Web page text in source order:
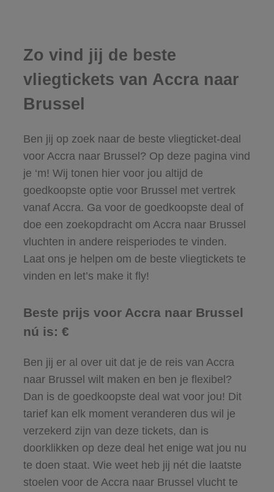
Zo vind jij de beste
vliegtickets van Accra naar
Brussel
Ben jij op zoek naar de beste vliegticket-deal
voor Accra naar Brussel? Op deze pagina vind
je ‘m! Wij tonen hier voor jou altijd de
goedkoopste optie voor Brussel met vertrek
vanaf Accra. Ga voor de goedkoopste deal of
doe een zoekopdracht om Accra naar Brussel
vluchten in andere reisperiodes te vinden.
Laat ons je helpen om de beste vliegtickets te
vinden en let’s make it fly!
Beste prijs voor Accra naar Brussel
nú is: €
Ben jij er al over uit dat je de reis van Accra
naar Brussel wilt maken en ben je flexibel?
Dan is de goedkoopste deal wat voor jou! Dit
tarief kan elk moment veranderen dus wil je
verzekerd zijn van deze tickets, dan is
doorklikken op deze deal het enige wat jou nu
te doen staat. Wie weet heb jij nét die laatste
stoelen voor de Accra naar Brussel vlucht te